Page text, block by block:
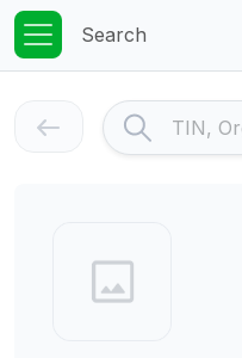
Search